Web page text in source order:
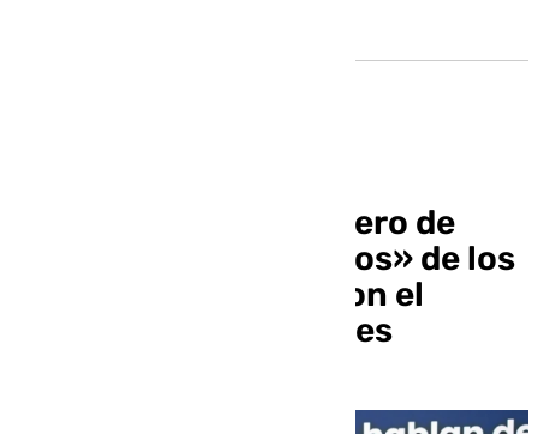
El PP-A acusa a Montero de
querer «pagar los votos» de los
independentistas «con el
dinero de los andaluces